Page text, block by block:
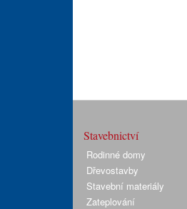
Stavebnictví
Rodinné domy
Dřevostavby
Stavební materiály
Zateplování